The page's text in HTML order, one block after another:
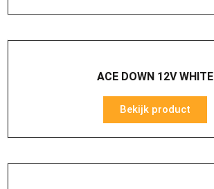
ACE DOWN 12V WHITE
Bekijk product